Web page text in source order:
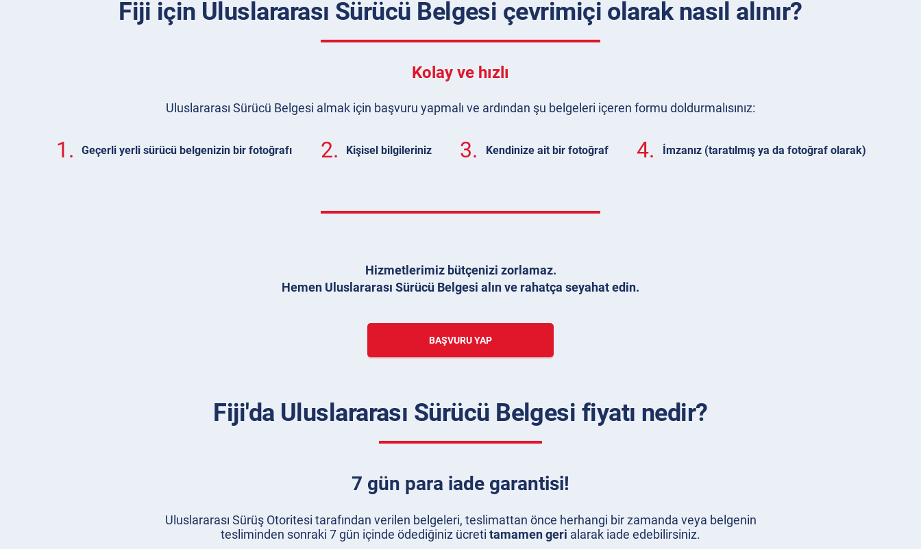
Fiji için Uluslararası Sürücü Belgesi çevrimiçi olarak nasıl alınır?
Kolay ve hızlı
Uluslararası Sürücü Belgesi almak için başvuru yapmalı ve ardından şu belgeleri içeren formu doldurmalısınız:
1. Geçerli yerli sürücü belgenizin bir fotoğrafı 2. Kişisel bilgileriniz 3. Kendinize ait bir fotoğraf 4. İmzanız (taratılmış ya da fotoğraf olarak)
Hizmetlerimiz bütçenizi zorlamaz.
Hemen Uluslararası Sürücü Belgesi alın ve rahatça seyahat edin.
BAŞVURU YAP
Fiji'da Uluslararası Sürücü Belgesi fiyatı nedir?
7 gün para iade garantisi!
Uluslararası Sürüş Otoritesi tarafından verilen belgeleri, teslimattan önce herhangi bir zamanda veya belgenin
tesliminden sonraki 7 gün içinde ödediğiniz ücreti tamamen geri alarak iade edebilirsiniz.